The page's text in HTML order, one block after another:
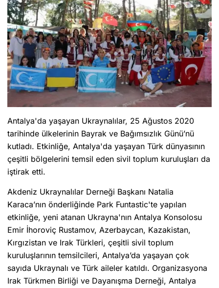
Antalya'da yaşayan Ukraynalılar, 25 Ağustos 2020
tarihinde ülkelerinin Bayrak ve Bağımsızlık Günü’nü
kutladı. Etkinliğe, Antalya'da yaşayan Türk dünyasının
çeşitli bölgelerini temsil eden sivil toplum kuruluşları da
iştirak etti.
Akdeniz Ukraynalılar Derneği Başkanı Natalia
Karaca’nın önderliğinde Park Funtastic'te yapılan
etkinliğe, yeni atanan Ukrayna'nın Antalya Konsolosu
Emir İhoroviç Rustamov, Azerbaycan, Kazakistan,
Kırgızistan ve Irak Türkleri, çeşitli sivil toplum
kuruluşlarının temsilcileri, Antalya’da yaşayan çok
sayıda Ukraynalı ve Türk aileler katıldı. Organizasyona
Irak Türkmen Birliği ve Dayanışma Derneği, Antalya